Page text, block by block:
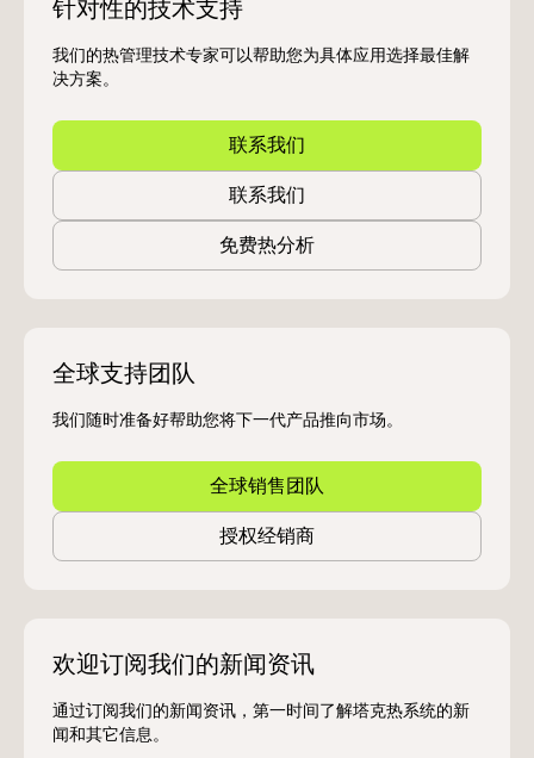
针对性的技术支持
我们的热管理技术专家可以帮助您为具体应用选择最佳解
决方案。
联系我们
联系我们
免费热分析
全球支持团队
我们随时准备好帮助您将下一代产品推向市场。
全球销售团队
授权经销商
欢迎订阅我们的新闻资讯
通过订阅我们的新闻资讯，第一时间了解塔克热系统的新
闻和其它信息。